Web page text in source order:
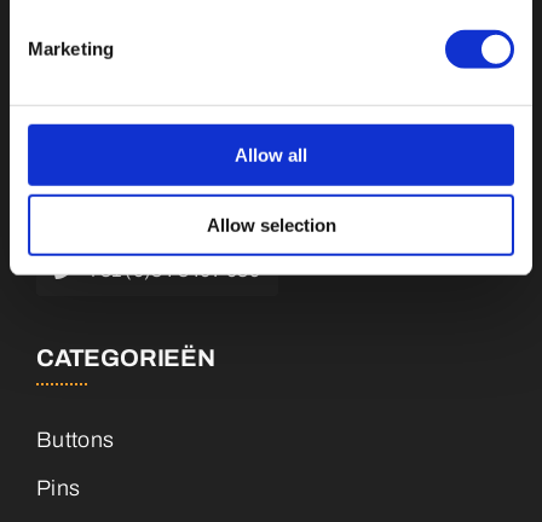
Marketing
Allow all
Allow selection
+31 (0)34 8407 089
CATEGORIEËN
Buttons
Pins